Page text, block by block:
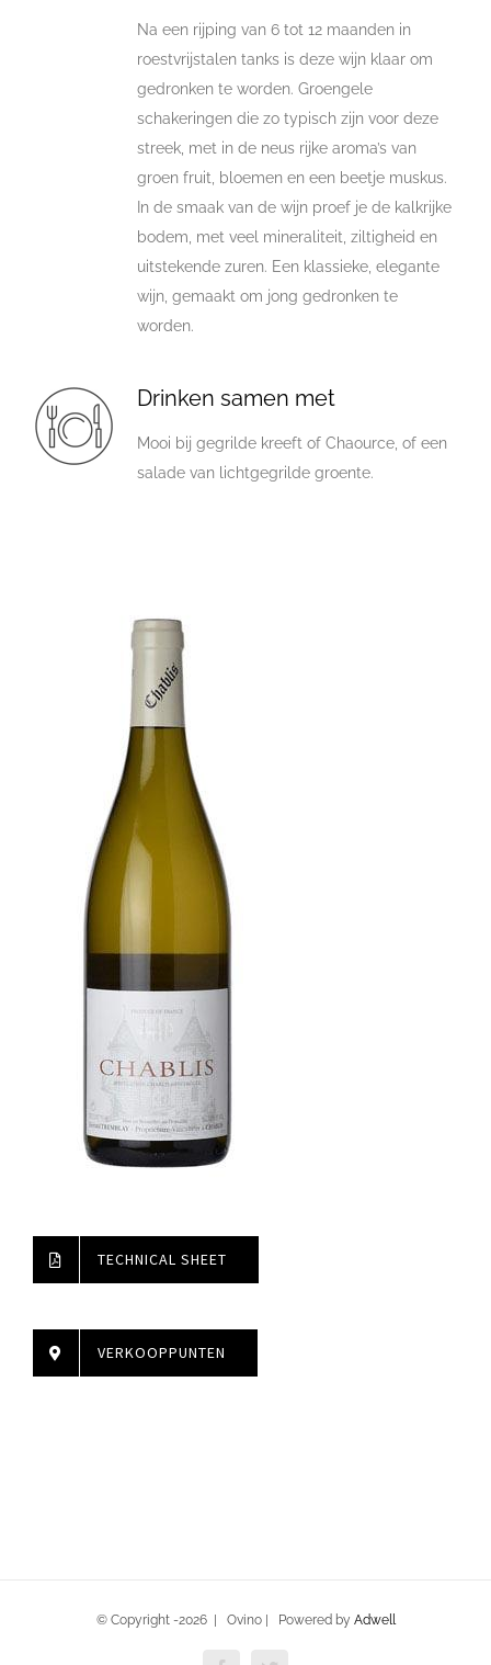
Na een rijping van 6 tot 12 maanden in
roestvrijstalen tanks is deze wijn klaar om
gedronken te worden. Groengele
schakeringen die zo typisch zijn voor deze
streek, met in de neus rijke aroma’s van
groen fruit, bloemen en een beetje muskus.
In de smaak van de wijn proef je de kalkrijke
bodem, met veel mineraliteit, ziltigheid en
uitstekende zuren. Een klassieke, elegante
wijn, gemaakt om jong gedronken te
worden.
Drinken samen met
Mooi bij gegrilde kreeft of Chaource, of een
salade van lichtgegrilde groente.
TECHNICAL SHEET
VERKOOPPUNTEN
© Copyright -2026 | Ovino | Powered by Adwell